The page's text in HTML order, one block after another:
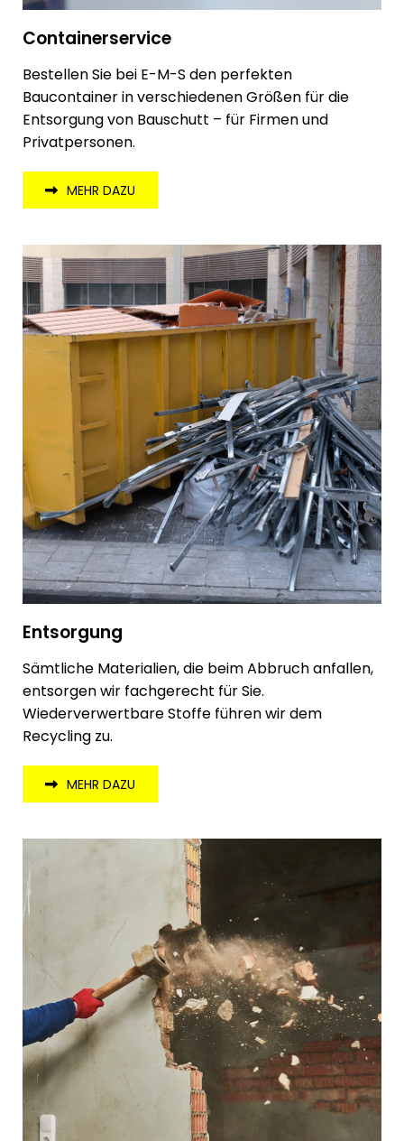
Containerservice
Bestellen Sie bei E-M-S den perfekten
Baucontainer in verschiedenen Größen für die
Entsorgung von Bauschutt – für Firmen und
Privatpersonen.
MEHR DAZU
Entsorgung
Sämtliche Materialien, die beim Abbruch anfallen,
entsorgen wir fachgerecht für Sie.
Wiederverwertbare Stoffe führen wir dem
Recycling zu.
MEHR DAZU